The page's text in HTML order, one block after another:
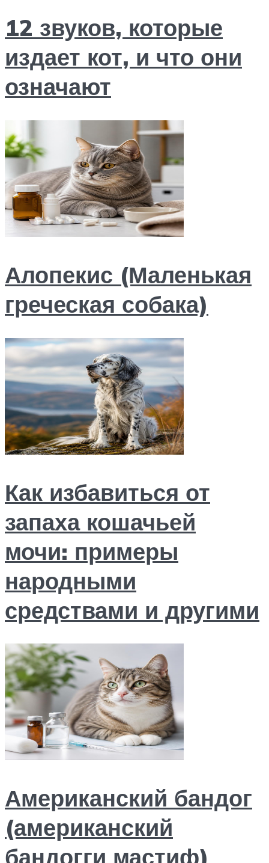
12 звуков, которые
издает кот, и что они
означают
Алопекис (Маленькая
греческая собака)
Как избавиться от
запаха кошачьей
мочи: примеры
народными
средствами и другими
Американский бандог
(американский
бандогги мастиф)